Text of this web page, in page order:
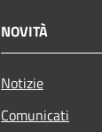
NOVITÀ
Notizie
Comunicati